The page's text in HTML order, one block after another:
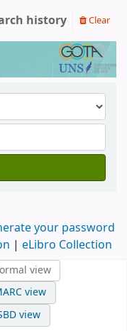
history Clear
your password
| eLibro Collection
view
view
view